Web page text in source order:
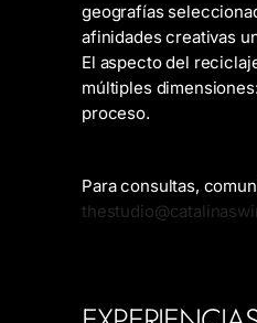
geografías
afinidades creativas
El aspecto del
múltiples
proceso.
Para consultas,